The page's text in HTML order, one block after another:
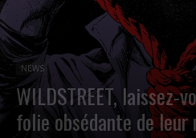
NEWS
WILDSTREET, laissez-
folie obsédante de leur